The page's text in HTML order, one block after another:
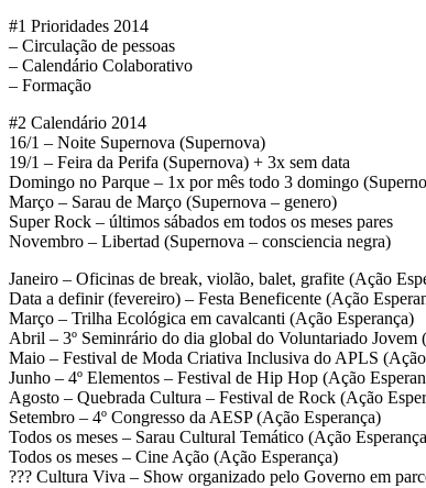
#1 Prioridades 2014
– Circulação de pessoas
– Calendário Colaborativo
– Formação
#2 Calendário 2014
16/1 – Noite Supernova (Supernova)
19/1 – Feira da Perifa (Supernova) + 3x sem data
Domingo no Parque – 1x por mês todo 3 domingo
Março – Sarau de Março (Supernova – genero)
Super Rock – últimos sábados em todos os meses pares
Novembro – Libertad (Supernova – consciencia negra)
Janeiro – Oficinas de break, violão, balet, grafite (Ação
Data a definir (fevereiro) – Festa Beneficente (Ação
Março – Trilha Ecológica em cavalcanti (Ação Esperança)
Abril – 3º Seminrário do dia global do Voluntariado Jovem
Maio – Festival de Moda Criativa Inclusiva do APLS
Junho – 4º Elementos – Festival de Hip Hop (Ação
Agosto – Quebrada Cultura – Festival de Rock (Ação
Setembro – 4º Congresso da AESP (Ação Esperança)
Todos os meses – Sarau Cultural Temático (Ação
Todos os meses – Cine Ação (Ação Esperança)
??? Cultura Viva – Show organizado pelo Governo em